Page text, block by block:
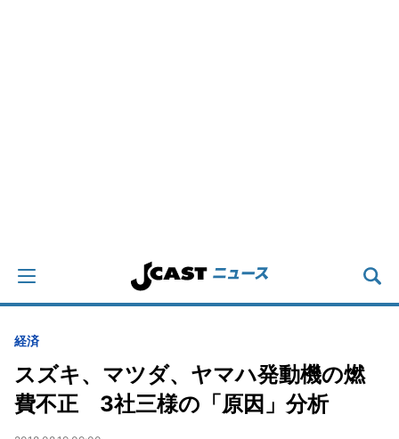
経済
スズキ、マツダ、ヤマハ発動機の燃
費不正 3社三様の「原因」分析